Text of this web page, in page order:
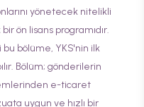
yönetecek nitelikli
ön lisans programıdır.
bölüme, YKS'nin ilk
Bölüm; gönderilerin
e-ticaret
uygun ve hızlı bir